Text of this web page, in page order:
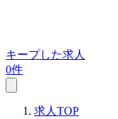
キープした求人
0件
求人TOP